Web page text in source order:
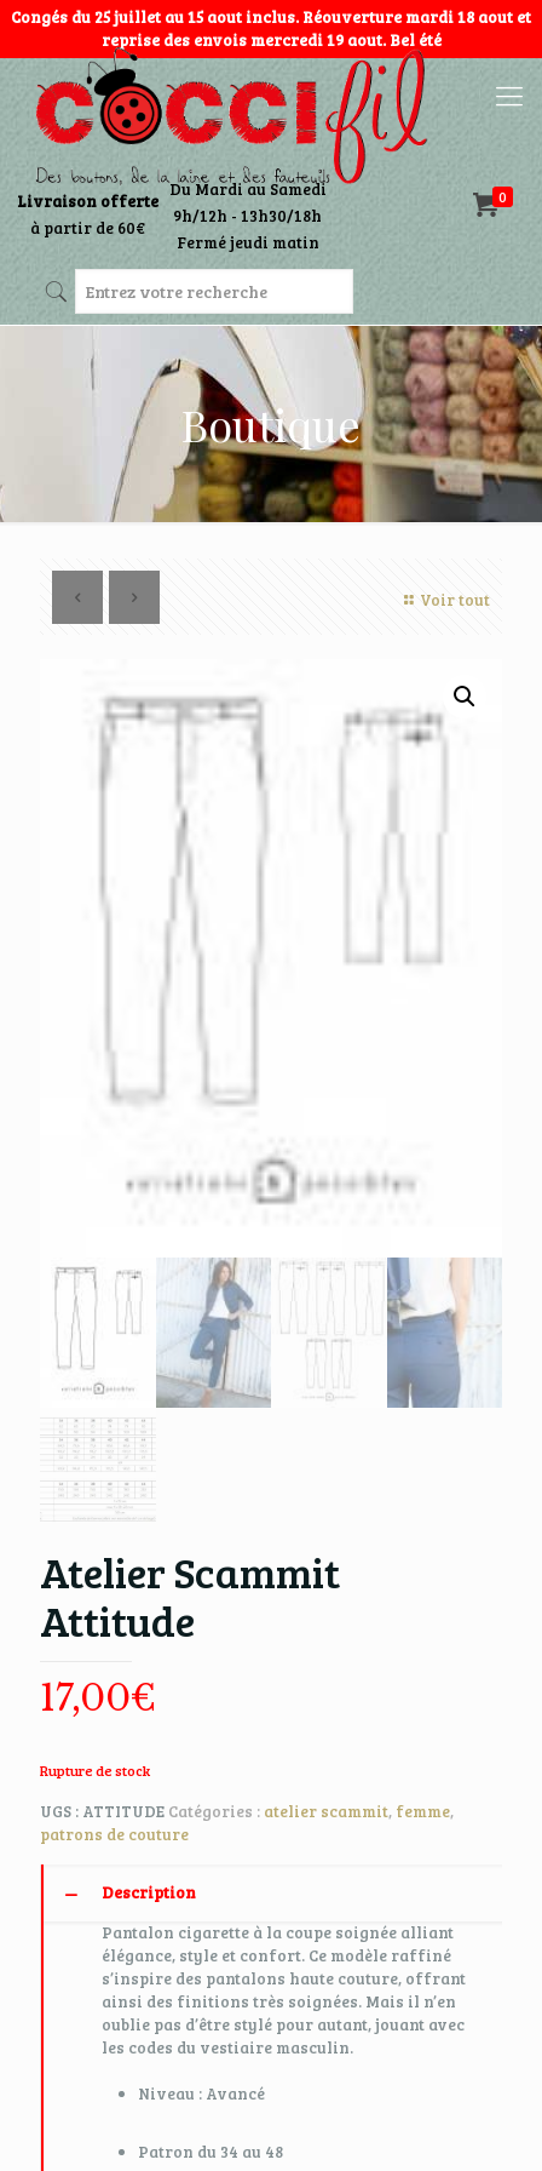
Congés du 25 juillet au 15 aout inclus. Réouverture mardi 18 aout et
reprise des envois mercredi 19 aout. Bel été
0
Livraison offerte
à partir de 60€
Du Mardi au Samedi
9h/12h - 13h30/18h
Fermé jeudi matin
Boutique
Voir tout
Atelier Scammit
Attitude
17,00€
Rupture de stock
UGS : ATTITUDE Catégories : atelier scammit, femme,
patrons de couture
Description
Pantalon cigarette à la coupe soignée alliant
élégance, style et confort. Ce modèle raffiné
s’inspire des pantalons haute couture, offrant
ainsi des finitions très soignées. Mais il n’en
oublie pas d’être stylé pour autant, jouant avec
les codes du vestiaire masculin.
Niveau : Avancé
Patron du 34 au 48